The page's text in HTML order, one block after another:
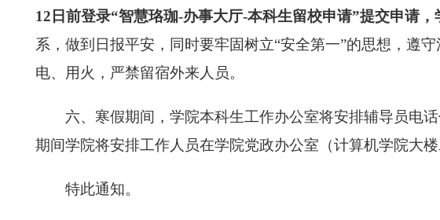
12日前登录“智慧珞珈-办事大厅-本科生留校申请”提交申请 ，
系，做到日报平安，同时要牢固树立“安全第一”的思想，遵
电、用火，严禁留宿外来人员。
六、寒假期间，学院本科生工作办公室将安排辅导员电
期间学院将安排工作人员在学院党政办公室（计算机学院大
特此通知。